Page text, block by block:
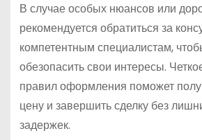
В случае особых нюансов или
рекомендуется обратиться за
компетентным специалистам,
обезопасить свои интересы.
правил оформления поможет
цену и завершить сделку без
задержек.